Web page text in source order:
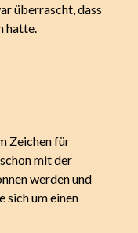
überrascht, dass
hatte.
Zeichen für
mit der
werden und
sich um einen